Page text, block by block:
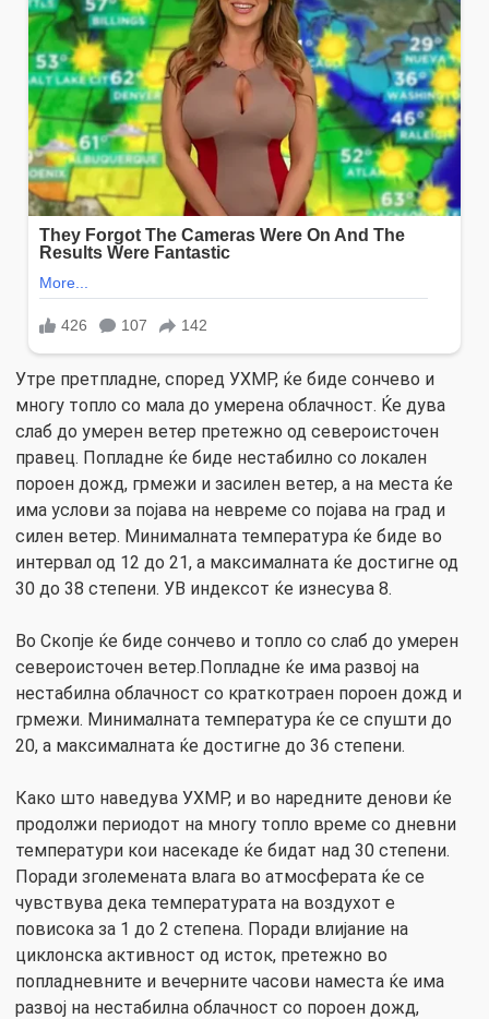
Утре претпладне, според УХМР, ќе биде сончево и
многу топло со мала до умерена облачност. Ќе дува
слаб до умерен ветер претежно од североисточен
правец. Попладне ќе биде нестабилно со локален
пороен дожд, грмежи и засилен ветер, а на места ќе
има услови за појава на невреме со појава на град и
силен ветер. Минималната температура ќе биде во
интервал од 12 до 21, а максималната ќе достигне од
30 до 38 степени. УВ индексот ќе изнесува 8.
Во Скопје ќе биде сончево и топло со слаб до умерен
североисточен ветер.Попладне ќе има развој на
нестабилна облачност со краткотраен пороен дожд и
грмежи. Минималната температура ќе се спушти до
20, а максималната ќе достигне до 36 степени.
Како што наведува УХМР, и во наредните денови ќе
продолжи периодот на многу топло време со дневни
температури кои насекаде ќе бидат над 30 степени.
Поради зголемената влага во атмосферата ќе се
чувствува дека температурата на воздухот е
повисока за 1 до 2 степена. Поради влијание на
циклонска активност од исток, претежно во
попладневните и вечерните часови наместа ќе има
развој на нестабилна облачност со пороен дожд,